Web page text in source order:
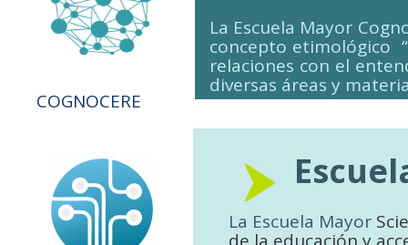
La Escuela Mayor
concepto etimológico
relaciones con el
diversas áreas y
Escuela
La Escuela Mayor
COGNOCERE